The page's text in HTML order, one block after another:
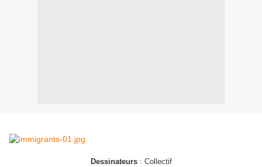
Dessinateurs: Collectif